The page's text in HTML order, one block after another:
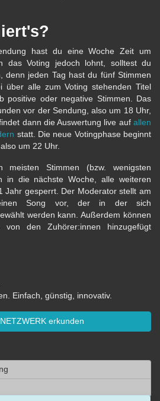
hast du eine Woche Zeit um
das Voting jedoch lohnt, solltest du
denn jeden Tag hast du fünf Stimmen
über alle zum Voting stehenden Titel
positive oder negative Stimmen. Das
vor der Sendung, also um 18 Uhr,
dann die Auswertung live auf allen
statt. Die neue Votingphase beginnt
um 22 Uhr.
Stimmen (bzw. wenigsten
in die nächste Woche, alle weiteren
Jahr gesperrt. Der Moderator stellt am
Song vor, der in der sich
werden kann. Außerdem können
von den Zuhörer:innen hinzugefügt
Einfach, günstig, innovativ.
erkunden